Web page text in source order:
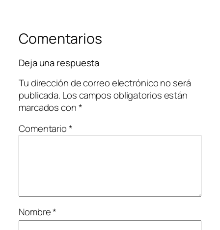
Comentarios
Deja una respuesta
Tu dirección de correo electrónico no será
publicada. Los campos obligatorios están
marcados con*
Comentario*
Nombre*